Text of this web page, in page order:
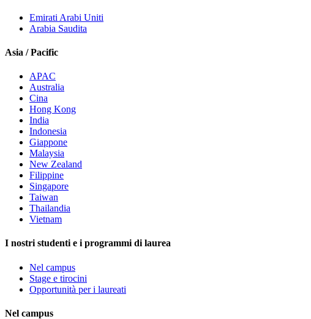
Emirati Arabi Uniti
Arabia Saudita
Asia / Pacific
APAC
Australia
Cina
Hong Kong
India
Indonesia
Giappone
Malaysia
New Zealand
Filippine
Singapore
Taiwan
Thailandia
Vietnam
I nostri studenti e i programmi di laurea
Nel campus
Stage e tirocini
Opportunità per i laureati
Nel campus